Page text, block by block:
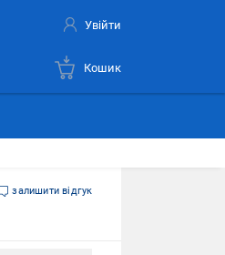
Увійти
Кошик
залишити відгук